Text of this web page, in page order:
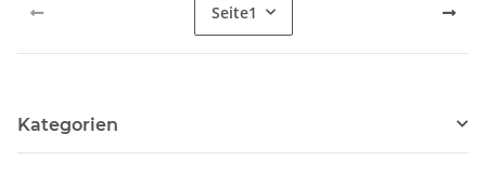
Seite1
Kategorien